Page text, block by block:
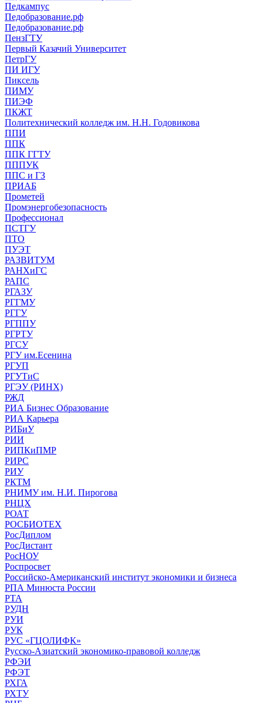
Педкампус
Педобразование.рф
Педобразование.рф
ПензГТУ
Первый Казачий Университет
ПетрГУ
ПИ ИГУ
Пиксель
ПИМУ
ПИЭФ
ПКЖТ
Политехнический колледж им. Н.Н. Годовикова
ППИ
ППК
ППК ГГТУ
ПППУК
ППС и ГЗ
ПРИАБ
Прометей
Промэнергобезопасность
Профессионал
ПСТГУ
ПТО
ПУЭТ
РАЗВИТУМ
РАНХиГС
РАПС
РГАЗУ
РГГМУ
РГГУ
РГППУ
РГРТУ
РГСУ
РГУ им.Есенина
РГУП
РГУТиС
РГЭУ (РИНХ)
РЖД
РИА Бизнес Образование
РИА Карьера
РИБиУ
РИИ
РИПКиПМР
РИРС
РИУ
РКТМ
РНИМУ им. Н.И. Пирогова
РНЦХ
РОАТ
РОСБИОТЕХ
РосДиплом
РосДистант
РосНОУ
Роспросвет
Российско-Американский институт экономики и бизнеса
РПА Минюста России
РТА
РУДН
РУИ
РУК
РУС «ГЦОЛИФК»
Русско-Азиатский экономико-правовой колледж
РФЭИ
РФЭТ
РХГА
РХТУ